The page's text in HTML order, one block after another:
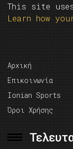
This site
Learn how
Αρχική
Επικοινωνία
Ionian Sports
Όροι Χρήσης